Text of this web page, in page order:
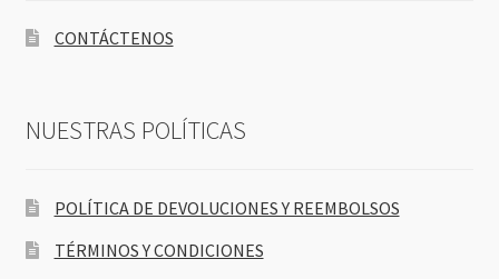
CONTÁCTENOS
NUESTRAS POLÍTICAS
POLÍTICA DE DEVOLUCIONES Y REEMBOLSOS
TÉRMINOS Y CONDICIONES